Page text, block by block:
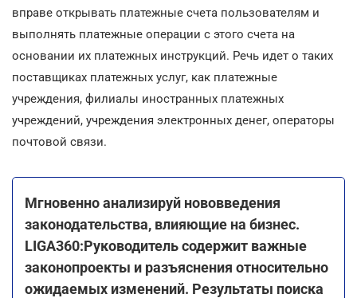
вправе открывать платежные счета пользователям и
выполнять платежные операции с этого счета на
основании их платежных инструкций. Речь идет о таких
поставщиках платежных услуг, как платежные
учреждения, филиалы иностранных платежных
учреждений, учреждения электронных денег, операторы
почтовой связи.
Мгновенно анализируй нововведения
законодательства, влияющие на бизнес.
LIGA360:Руководитель содержит важные
законопроекты и разъяснения относительно
ожидаемых изменений. Результаты поиска